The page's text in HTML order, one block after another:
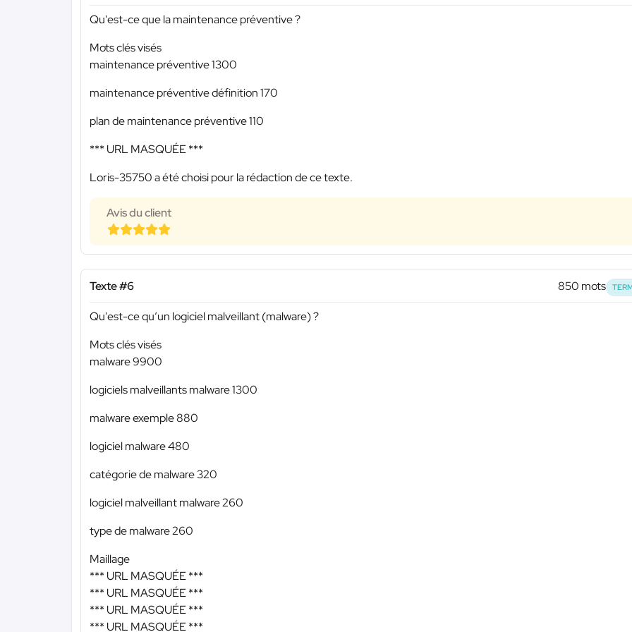
Qu'est-ce que la maintenance préventive ?
Mots clés visés
maintenance préventive 1300
maintenance préventive définition 170
plan de maintenance préventive 110
*** URL MASQUÉE ***
Loris-35750 a été choisi pour la rédaction de ce texte.
Avis du client
Texte #6 850 mots
Qu'est-ce qu’un logiciel malveillant (malware) ?
Mots clés visés
malware 9900
logiciels malveillants malware 1300
malware exemple 880
logiciel malware 480
catégorie de malware 320
logiciel malveillant malware 260
type de malware 260
Maillage
*** URL MASQUÉE ***
*** URL MASQUÉE ***
*** URL MASQUÉE ***
*** URL MASQUÉE ***